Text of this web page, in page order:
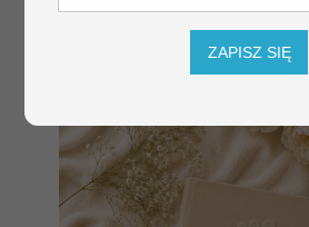
złote winietki na komunię, winietka
dekoracja stołu na komunii, komunijne
winietki z naturalnym kłosemZAPISZ SIĘ